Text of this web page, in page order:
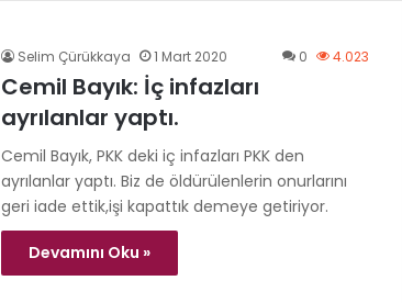
Selim Çürükkaya 1 Mart 2020 0 4.023
Cemil Bayık: İç infazları
ayrılanlar yaptı.
Cemil Bayık, PKK deki iç infazları PKK den
ayrılanlar yaptı. Biz de öldürülenlerin onurlarını
geri iade ettik,işi kapattık demeye getiriyor.
Devamını Oku »